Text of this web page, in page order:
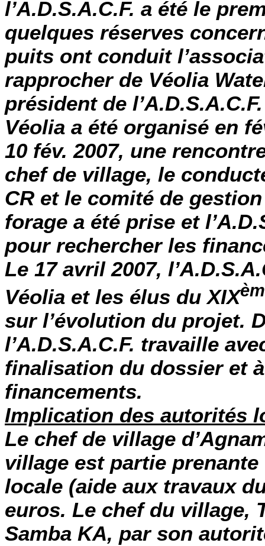
l’A.D.S.A.C.F. a été le
quelques réserves
puits ont conduit
rapprocher de Véolia
président de
Véolia a été organisé en
10 fév. 2007, une
chef de village, le
CR et le comité de
forage a été prise et
pour rechercher les
Le 17 avril 2007,
Véolia et les élus du XIX
sur l’évolution du projet.
l’A.D.S.A.C.F. travaille
finalisation du dossier et
financements.
Implication des autorités
Le chef de village
village est partie
locale (aide aux travaux
euros. Le chef du village,
Samba KA, par son